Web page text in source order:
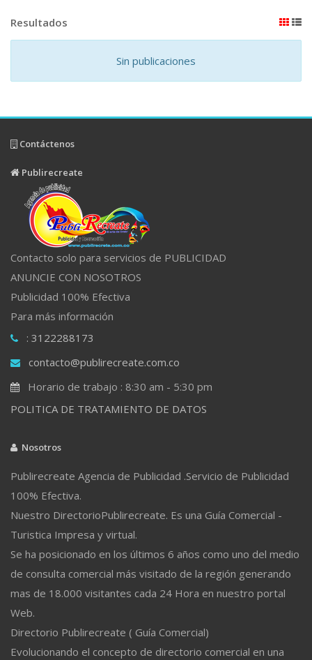
Resultados
Sin publicaciones
Contáctenos
Publirecreate
Contacto solo para servicios de PUBLICIDAD
ANUNCIE CON NOSOTROS
Publicidad 100% Efectiva
Para más información
: 3122288173
contacto@publirecreate.com.co
Horario de trabajo : 8:30 am - 5:30 pm
POLITICA DE TRATAMIENTO DE DATOS
Nosotros
Publirecreate Agencia de Publicidad .Servicio de Publicidad
100% Efectiva.
Nuestro DirectorioPublirecreate. Es una Guía Comercial -
Turistica Impresa y virtual.
Se ha posicionado en los últimos 6 años como uno del medio
de consulta comercial más visitado de la región generando
mas de 18.000 visitantes cada 24 Hora en nuestro portal
Web.
Directorio Publirecreate ( Guía Comercial)
Evolucionando el concepto de directorio comercial en una